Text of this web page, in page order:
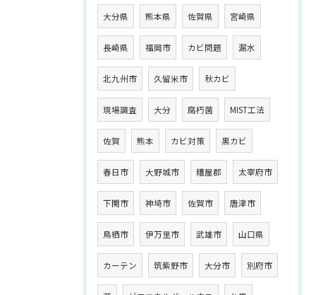
大分県 熊本県 佐賀県 宮崎県
長崎県 福岡市 カビ問題 漏水
北九州市 久留米市 秋カビ
現場調査 大分 腐朽菌 MIST工法
佐賀 熊本 カビ対策 黒カビ
春日市 大野城市 糟屋郡 太宰府市
下関市 神埼市 佐賀市 唐津市
鳥栖市 伊万里市 武雄市 山口県
カーテン 筑紫野市 大分市 別府市